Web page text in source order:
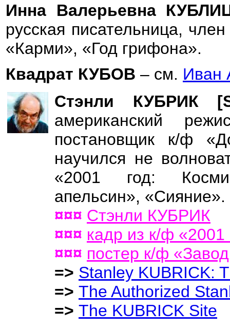
Инна Валерьевна
русская писательница,
«Карми», «Год грифона».
Квадрат КУБОВ – см. Иван
Стэнли КУБРИК
американский
постановщик к/ф
научился не
«2001 год:
апельсин», «Сияние».
¤¤¤ Стэнли КУБРИК
¤¤¤ кадр из к/ф
¤¤¤ постер к/ф
=> Stanley KUBRICK:
=> The Authorized
=> The KUBRICK Site